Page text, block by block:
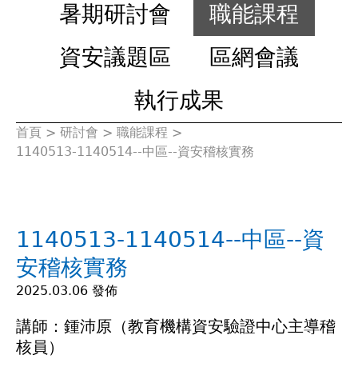
暑期研討會
職能課程
資安議題區
區網會議
執行成果
您
裡
首頁 > 研討會 > 職能課程 >
1140513-1140514--中區--資安稽核實務
1140513-1140514--中區--資
安稽核實務
2025.03.06 發佈
講師：鍾沛原（教育機構資安驗證中心主導稽
核員）